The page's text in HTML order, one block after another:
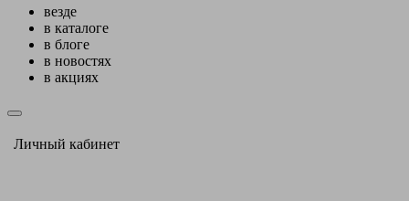
везде
в каталоге
в блоге
в новостях
в акциях
Личный кабинет